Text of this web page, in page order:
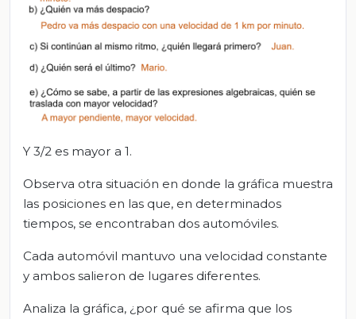
Y 3/2 es mayor a 1.
Observa otra situación en donde la gráfica muestra
las posiciones en las que, en determinados
tiempos, se encontraban dos automóviles.
Cada automóvil mantuvo una velocidad constante
y ambos salieron de lugares diferentes.
Analiza la gráfica, ¿por qué se afirma que los